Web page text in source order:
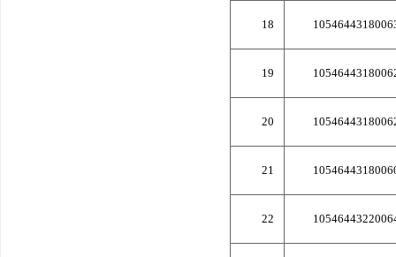
18
19
20
21
22